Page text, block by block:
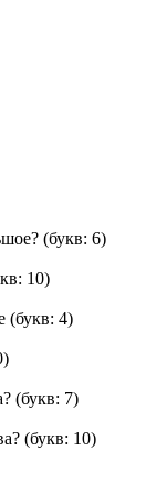
(букв: 6)
10)
(букв: 4)
(букв: 7)
(букв: 10)